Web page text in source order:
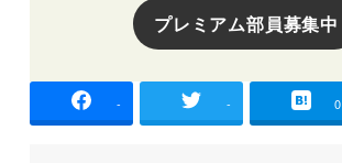
プレミアム部員募集中
- - 0